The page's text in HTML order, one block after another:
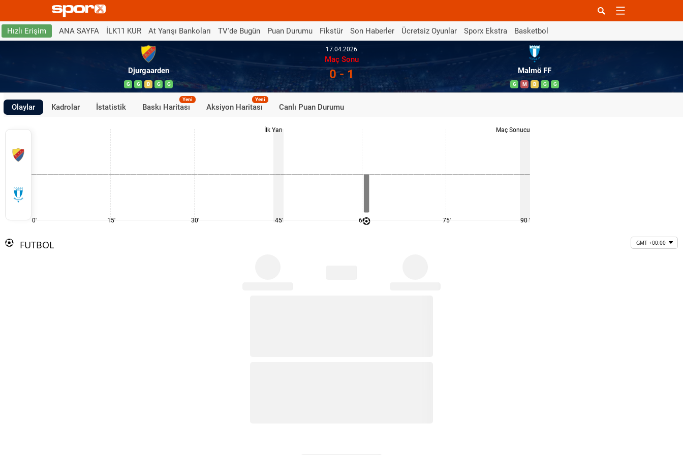
Hızlı Erişim ANA SAYFA İLK11 KUR At Yarışı Bankoları TV'de Bugün Puan Durumu Fikstür Son Haberler Ücretsiz Oyunlar Sporx Ekstra Basketbol
Djurgaarden
G G B G G
17.04.2026
Maç Sonu
0 - 1 Malmö FF
G M B G G
Olaylar Kadrolar İstatistik Baskı Haritası
Yeni
Aksiyon Haritası
Yeni
Canlı Puan Durumu
0' 15' 30'
İlk Yarı
45' 60' 75'
Maç Sonucu
90 '
FUTBOL GMT +00:00